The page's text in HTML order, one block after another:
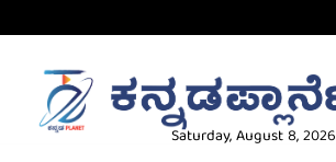
Saturday, August 8, 2026